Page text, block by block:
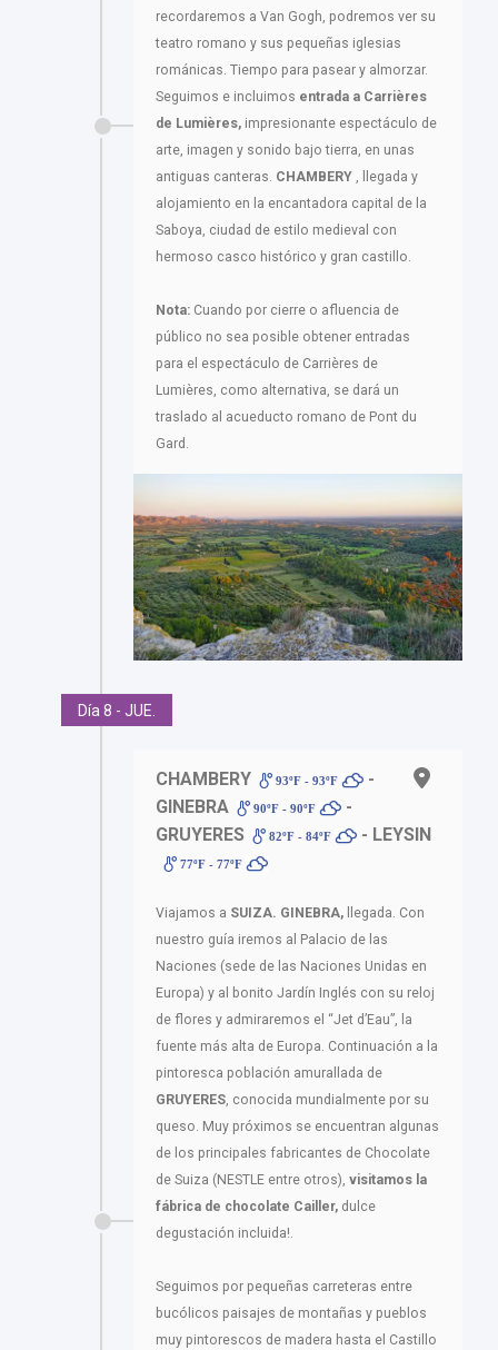
recordaremos a Van Gogh, podremos ver su
teatro romano y sus pequeñas iglesias
románicas. Tiempo para pasear y almorzar.
Seguimos e incluimos entrada a Carrières
de Lumières, impresionante espectáculo de
arte, imagen y sonido bajo tierra, en unas
antiguas canteras. CHAMBERY , llegada y
alojamiento en la encantadora capital de la
Saboya, ciudad de estilo medieval con
hermoso casco histórico y gran castillo.
Nota: Cuando por cierre o afluencia de
público no sea posible obtener entradas
para el espectáculo de Carrières de
Lumières, como alternativa, se dará un
traslado al acueducto romano de Pont du
Gard.
Día 8 - JUE.
CHAMBERY 93ºF - 93ºF
-
GINEBRA
90ºF - 90ºF
-
GRUYERES
82ºF - 84ºF - LEYSIN
77ºF - 77ºF
Viajamos a SUIZA. GINEBRA, llegada. Con
nuestro guía iremos al Palacio de las
Naciones (sede de las Naciones Unidas en
Europa) y al bonito Jardín Inglés con su reloj
de flores y admiraremos el “Jet d’Eau”, la
fuente más alta de Europa. Continuación a la
pintoresca población amurallada de
GRUYERES, conocida mundialmente por su
queso. Muy próximos se encuentran algunas
de los principales fabricantes de Chocolate
de Suiza (NESTLE entre otros), visitamos la
fábrica de chocolate Cailler, dulce
degustación incluida!.
Seguimos por pequeñas carreteras entre
bucólicos paisajes de montañas y pueblos
muy pintorescos de madera hasta el Castillo